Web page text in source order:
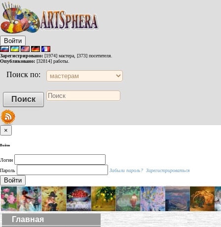
Войти
Зарегистрировано: [1974] мастера, [373] посетителя.
Опубликовано: [32814] работы.
Поиск по:
×
Войти
Логин
Пароль
Забыли пароль? Зарегистрироваться
Войти
Главная